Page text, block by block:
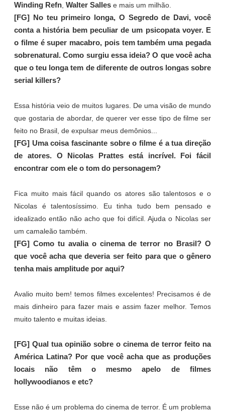
Winding Refn, Walter Salles e mais um milhão.
[FG] No teu primeiro longa, O Segredo de Davi, você
conta a história bem peculiar de um psicopata voyer. E
o filme é super macabro, pois tem também uma pegada
sobrenatural. Como surgiu essa ideia? O que você acha
que o teu longa tem de diferente de outros longas sobre
serial killers?
Essa história veio de muitos lugares. De uma visão de mundo
que gostaria de abordar, de querer ver esse tipo de filme ser
feito no Brasil, de expulsar meus demônios...
[FG] Uma coisa fascinante sobre o filme é a tua direção
de atores. O Nicolas Prattes está incrível. Foi fácil
encontrar com ele o tom do personagem?
Fica muito mais fácil quando os atores são talentosos e o
Nicolas é talentosíssimo. Eu tinha tudo bem pensado e
idealizado então não acho que foi difícil. Ajuda o Nicolas ser
um camaleão também.
[FG] Como tu avalia o cinema de terror no Brasil? O
que você acha que deveria ser feito para que o gênero
tenha mais amplitude por aqui?
Avalio muito bem! temos filmes excelentes! Precisamos é de
mais dinheiro para fazer mais e assim fazer melhor. Temos
muito talento e muitas ideias.
[FG] Qual tua opinião sobre o cinema de terror feito na
América Latina? Por que você acha que as produções
locais não têm o mesmo apelo de filmes
hollywoodianos e etc?
Esse não é um problema do cinema de terror. É um problema